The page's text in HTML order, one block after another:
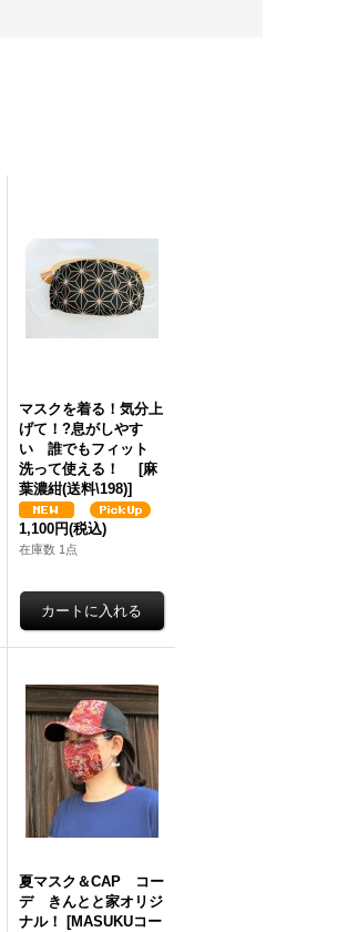
マスクぽーち 撥水加工生
地 軽い 至れり尽くせり
マスク生活を楽しもう 簡単
に消毒できる！
[小花青（送料
\198）
希望小売価格
4,180円
マスクを着る！気分上
げて！?息がしやす
い 誰でもフィット
洗って使える！
[麻
葉濃紺(送料\198)]
1,100円(税込)
在庫数 1点
夏マスク＆CAP コー
デ きんとと家オリジ
ナル！
[MASUKUコー